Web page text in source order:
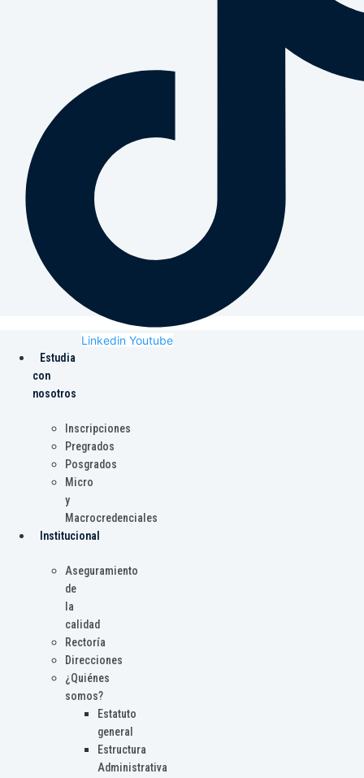
Linkedin Youtube
Estudia
con
nosotros
Inscripciones
Pregrados
Posgrados
Micro
y
Macrocredenciales
Institucional
Aseguramiento
de
la
calidad
Rectoría
Direcciones
¿Quiénes
somos?
Estatuto
general
Estructura
Administrativa